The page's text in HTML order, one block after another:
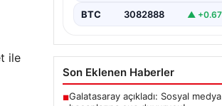
ile
■Galatasaray açıkladı: Sosyal medya
hesaplarına suç duyurusu!